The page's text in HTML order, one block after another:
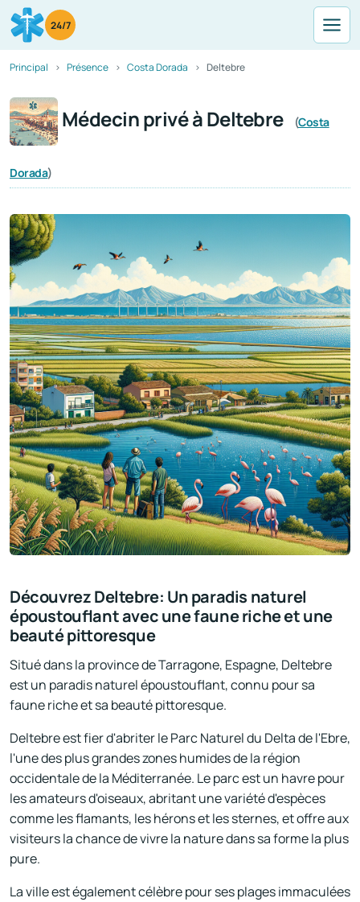
24/7
Principal Présence Costa Dorada Deltebre
Médecin privé à Deltebre (Costa
Dorada)
Découvrez Deltebre: Un paradis naturel
époustouflant avec une faune riche et une
beauté pittoresque
Situé dans la province de Tarragone, Espagne, Deltebre
est un paradis naturel époustouflant, connu pour sa
faune riche et sa beauté pittoresque.
Deltebre est fier d'abriter le Parc Naturel du Delta de l'Ebre,
l'une des plus grandes zones humides de la région
occidentale de la Méditerranée. Le parc est un havre pour
les amateurs d'oiseaux, abritant une variété d'espèces
comme les flamants, les hérons et les sternes, et offre aux
visiteurs la chance de vivre la nature dans sa forme la plus
pure.
La ville est également célèbre pour ses plages immaculées